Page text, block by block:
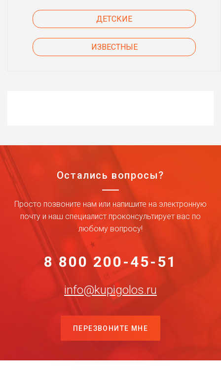
ДЕТСКИЕ
ИЗВЕСТНЫЕ
Остались вопросы?
Просто позвоните нам или напишите на электронную
почту и наш специалист проконсультирует вас по
любому вопросу!
8 800 200-45-51
info@kupigolos.ru
ПЕРЕЗВОНИТЕ МНЕ